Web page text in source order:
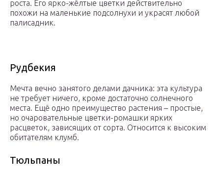
роста. Его ярко-жёлтые цветки действительно
похожи на маленькие подсолнухи и украсят любой
палисадник.
Рудбекия
Мечта вечно занятого делами дачника: эта культура
не требует ничего, кроме достаточно солнечного
места. Ещё одно преимущество растения – простые,
но очаровательные цветки-ромашки ярких
расцветок, зависящих от сорта. Относится к высоким
обитателям клумб.
Тюльпаны